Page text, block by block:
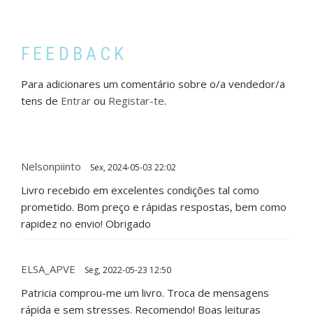
FEEDBACK
Para adicionares um comentário sobre o/a vendedor/a
tens de Entrar ou Registar-te.
Nelsonpiinto Sex, 2024-05-03 22:02
Livro recebido em excelentes condições tal como
prometido. Bom preço e rápidas respostas, bem como
rapidez no envio! Obrigado
ELSA_APVE Seg, 2022-05-23 12:50
Patricia comprou-me um livro. Troca de mensagens
rápida e sem stresses. Recomendo! Boas leituras